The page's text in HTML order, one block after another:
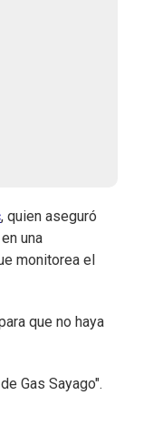
, quien aseguró
una
monitorea el
que no haya
Gas Sayago".